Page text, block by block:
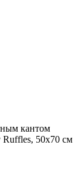
кантом
Ruffles, 50х70 см